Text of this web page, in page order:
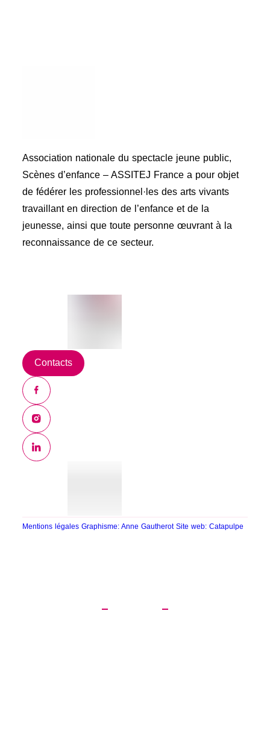
Association nationale du spectacle jeune public,
Scènes d’enfance – ASSITEJ France a pour objet
de fédérer les professionnel·les des arts vivants
travaillant en direction de l’enfance et de la
jeunesse, ainsi que toute personne œuvrant à la
reconnaissance de ce secteur.
Contacts
Mentions légalesGraphisme: Anne GautherotSite web: Catapulpe